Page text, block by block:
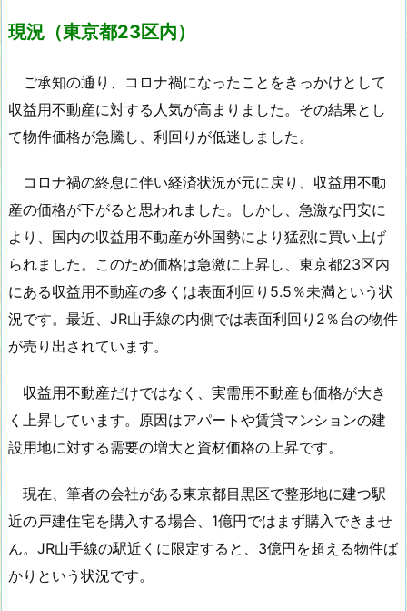
現況 （東京都23区内）
ご承知の通り、コロナ禍になったことをきっかけとして
収益用不動産に対する人気が高まりました。その結果とし
て物件価格が急騰し、利回りが低迷しました。
コロナ禍の終息に伴い経済状況が元に戻り、収益用不動
産の価格が下がると思われました。しかし、急激な円安に
より、国内の収益用不動産が外国勢により猛烈に買い上げ
られました。このため価格は急激に上昇し、東京都23区内
にある収益用不動産の多くは表面利回り5.5％未満という状
況です。最近、JR山手線の内側では表面利回り2％台の物件
が売り出されています。
収益用不動産だけではなく、実需用不動産も価格が大き
く上昇しています。原因はアパートや賃貸マンションの建
設用地に対する需要の増大と資材価格の上昇です。
現在、筆者の会社がある東京都目黒区で整形地に建つ駅
近の戸建住宅を購入する場合、1億円ではまず購入できませ
ん。JR山手線の駅近くに限定すると、3億円を超える物件ば
かりという状況です。